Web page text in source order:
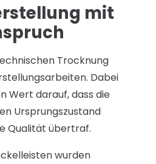
mit
Trocknung
Dabei
Wert darauf, dass die
Ursprungszustand
Qualität übertraf.
wurden